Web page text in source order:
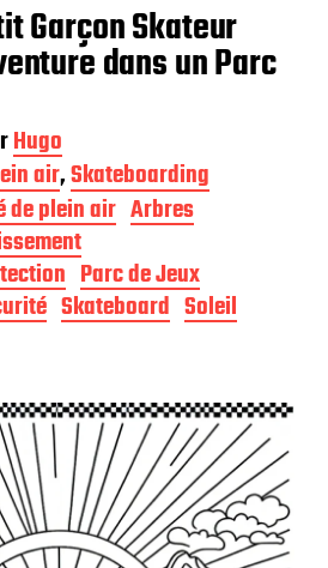
Garçon Skateur
dans un Parc
Hugo
air,Skateboarding
de plein air Arbres
Parc de Jeux
Skateboard Soleil